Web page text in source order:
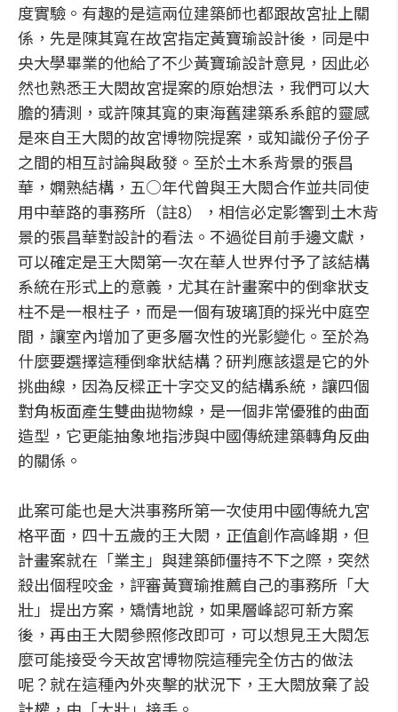
度實驗。有趣的是這兩位建築師也都跟故宮扯上關
係，先是陳其寬在故宮指定黃寶瑜設計後，同是中
央大學畢業的他給了不少黃寶瑜設計意見，因此必
然也熟悉王大閎故宮提案的原始想法，我們可以大
膽的猜測，或許陳其寬的東海舊建築系系館的靈感
是來自王大閎的故宮博物院提案，或知識份子份子
之間的相互討論與啟發。至於土木系背景的張昌
華，嫻熟結構，五○年代曾與王大閎合作並共同使
用中華路的事務所（註8），相信必定影響到土木背
景的張昌華對設計的看法。不過從目前手邊文獻，
可以確定是王大閎第一次在華人世界付予了該結構
系統在形式上的意義，尤其在計畫案中的倒傘狀支
柱不是一根柱子，而是一個有玻璃頂的採光中庭空
間，讓室內增加了更多層次性的光影變化。至於為
什麼要選擇這種倒傘狀結構？研判應該還是它的外
挑曲線，因為反樑正十字交叉的結構系統，讓四個
對角板面產生雙曲拋物線，是一個非常優雅的曲面
造型，它更能抽象地指涉與中國傳統建築轉角反曲
的關係。
此案可能也是大洪事務所第一次使用中國傳統九宮
格平面，四十五歲的王大閎，正值創作高峰期，但
計畫案就在「業主」與建築師僵持不下之際，突然
殺出個程咬金，評審黃寶瑜推薦自己的事務所「大
壯」提出方案，矯情地說，如果層峰認可新方案
後，再由王大閎參照修改即可，可以想見王大閎怎
麼可能接受今天故宮博物院這種完全仿古的做法
呢？就在這種內外夾擊的狀況下，王大閎放棄了設